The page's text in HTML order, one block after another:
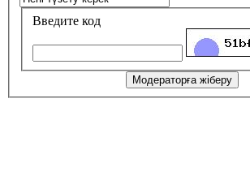
Введите код
Модераторға жіберу